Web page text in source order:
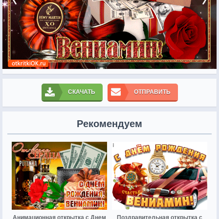
СКАЧАТЬ ОТПРАВИТЬ
Рекомендуем
Анимационная открытка с Днем Поздравительная открытка с